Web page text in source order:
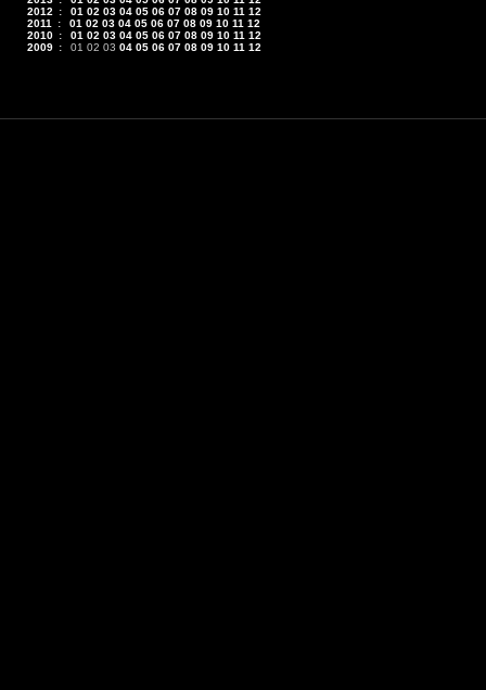
2012
: 01 02 03 04 05 06 07 08 09 10 11 12
2011
: 01 02 03 04 05 06 07 08 09 10 11 12
2010 : 01 02 03 04 05 06 07 08 09 10 11 12
2009 : 01 02 03 04 05 06 07 08 09 10 11 12